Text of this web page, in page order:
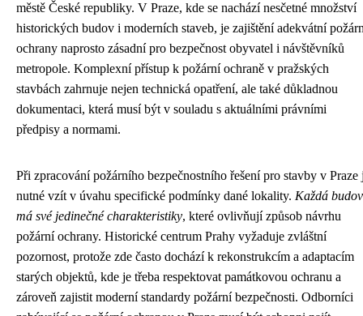
městě České republiky. V Praze, kde se nachází nesčetné množství
historických budov i moderních staveb, je zajištění adekvátní
ochrany naprosto zásadní pro bezpečnost obyvatel i návštěvníků
metropole. Komplexní přístup k požární ochraně v pražských
stavbách zahrnuje nejen technická opatření, ale také důkladnou
dokumentaci, která musí být v souladu s aktuálními právními
předpisy a normami.
Při zpracování požárního bezpečnostního řešení pro stavby v Praze
nutné vzít v úvahu specifické podmínky dané lokality. Každá
má své jedinečné charakteristiky, které ovlivňují způsob návrhu
požární ochrany. Historické centrum Prahy vyžaduje zvláštní
pozornost, protože zde často dochází k rekonstrukcím a adaptacím
starých objektů, kde je třeba respektovat památkovou ochranu a
zároveň zajistit moderní standardy požární bezpečnosti. Odborníci